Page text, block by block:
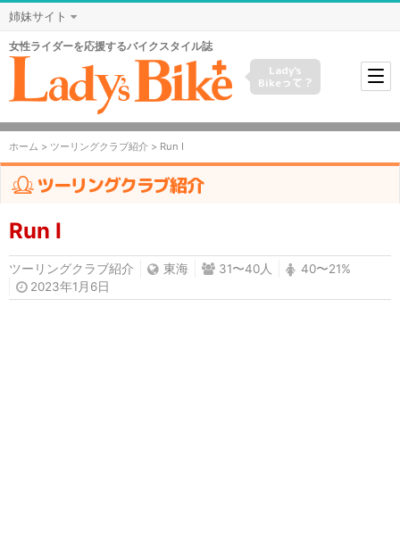
姉妹サイト
女性ライダーを応援するバイクスタイル誌
Lady's
Bikeって？
ホーム > ツーリングクラブ紹介 > Run Ⅰ
ツーリングクラブ紹介
Run Ⅰ
ツーリングクラブ紹介 東海 31〜40人
40〜21%
2023年1月6日